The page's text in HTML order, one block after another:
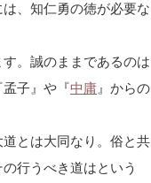
、知仁勇の徳が必要な
。誠のままであるのは
子』や『中庸 』からの
とは大同なり。俗と共
行うべき道はという